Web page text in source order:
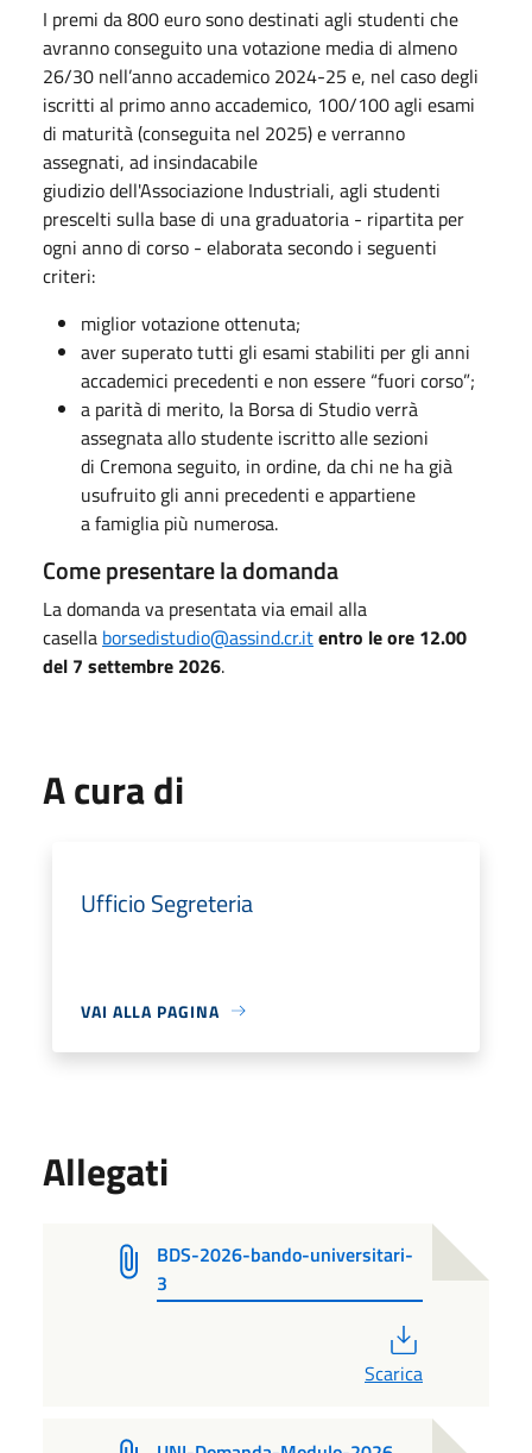
I premi da 800 euro sono destinati agli studenti che
avranno conseguito una votazione media di almeno
26/30 nell’anno accademico 2024-25 e, nel caso degli
iscritti al primo anno accademico, 100/100 agli esami
di maturità (conseguita nel 2025) e verranno
assegnati, ad insindacabile
giudizio dell'Associazione Industriali, agli studenti
prescelti sulla base di una graduatoria - ripartita per
ogni anno di corso - elaborata secondo i seguenti
criteri:
miglior votazione ottenuta;
aver superato tutti gli esami stabiliti per gli anni
accademici precedenti e non essere “fuori corso”;
a parità di merito, la Borsa di Studio verrà
assegnata allo studente iscritto alle sezioni
di Cremona seguito, in ordine, da chi ne ha già
usufruito gli anni precedenti e appartiene
a famiglia più numerosa.
Come presentare la domanda
La domanda va presentata via email alla
casella borsedistudio@assind.cr.itentro le ore 12.00
del 7 settembre 2026.
A cura di
Ufficio Segreteria
VAI ALLA PAGINA
Allegati
BDS-2026-bando-universitari-
3
Scarica